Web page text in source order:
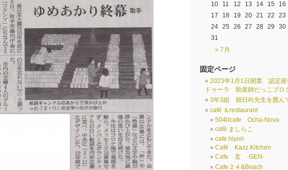
« 7月
10
11 12 13 14 15
16
17
18 19 20 21 22
23
24 25 26 27 28 29
30
31
固定ページ
2023年1月1日開業 認定産
ドゥーラ 助産師だっこブロ
3年3組 朝日向先生を囲ん
café ＆restaurant
5040cafe Ocha-Nova
café ましらこ
cafe.hiyori
Café Kazz Kitchen
Cafe 玄 -GEN-
Cafe２４&Beach